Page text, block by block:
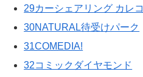
29カーシェアリング カレコ
30NATURAL待受けパーク
31COMEDIA!
32コミックダイヤモンド